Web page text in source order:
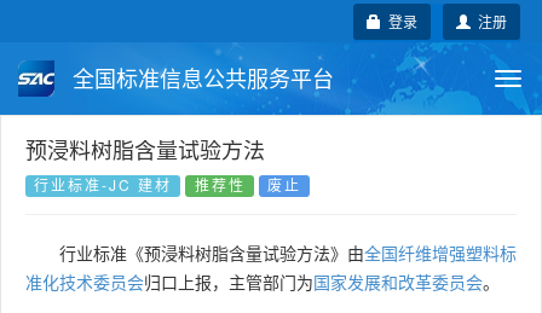
注册
登录
全国标准信息公共服务平台
国家标准 行业标准
国外标准 技术委员会
预浸料树脂含量试验方法
行业标准-JC 建材 推荐性 废止
行业标准《预浸料树脂含量试验方法》由全国纤维增强塑料标
准化技术委员会归口上报，主管部门为国家发展和改革委员会。